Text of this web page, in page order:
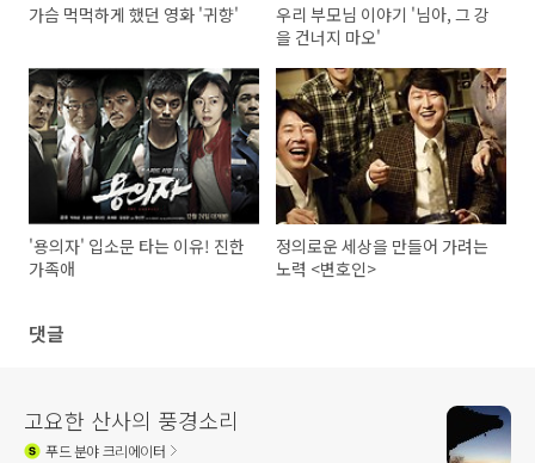
가슴 먹먹하게 했던 영화 '귀향'
우리 부모님 이야기 '님아, 그 강
을 건너지 마오'
'용의자' 입소문 타는 이유! 진한
가족애
정의로운 세상을 만들어 가려는
노력 <변호인>
댓글
고요한 산사의 풍경소리
푸드분야 크리에이터